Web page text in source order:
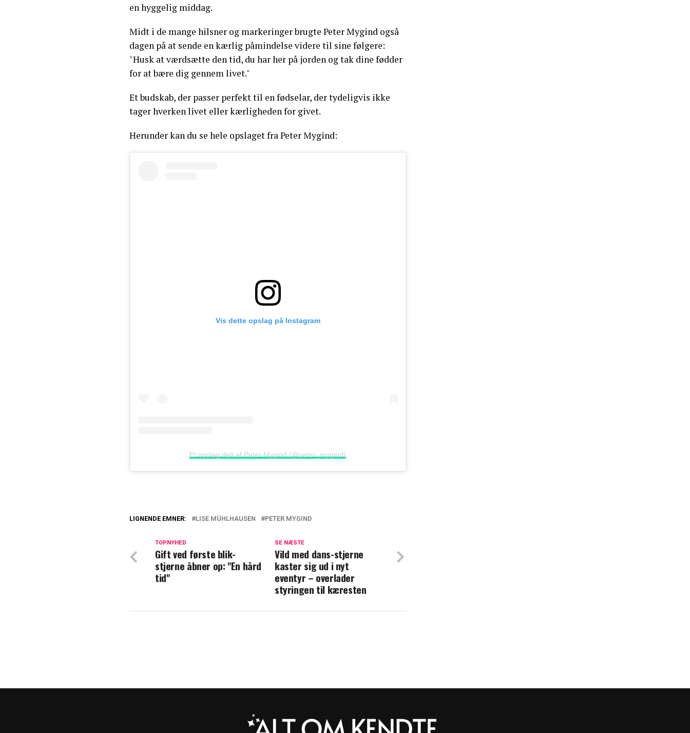
en hyggelig middag.
Midt i de mange hilsner og markeringer brugte Peter Mygind også
dagen på at sende en kærlig påmindelse videre til sine følgere:
"Husk at værdsætte den tid, du har her på jorden og tak dine fødder
for at bære dig gennem livet."
Et budskab, der passer perfekt til en fødselar, der tydeligvis ikke
tager hverken livet eller kærligheden for givet.
Herunder kan du se hele opslaget fra Peter Mygind:
Vis dette opslag på Instagram
Et opslag delt af Peter Mygind (@peter_mygind)
Peter Myginds hustru afslører: Derfor bryder hun sig ikke
om Dan Sommerdahl
LIGNENDE EMNER: LISE MÜHLHAUSEN PETER MYGIND
SE NÆSTE
Vild med dans-stjerne
kaster sig ud i nyt
eventyr – overlader
styringen til kæresten
TOPNYHED
Gift ved første blik-
stjerne åbner op: "En hård
tid"